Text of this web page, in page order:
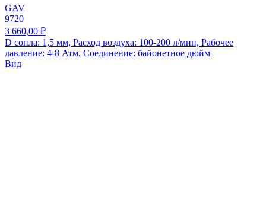
GAV
9720
3 660,00 ₽
D сопла: 1,5 мм, Расход воздуха: 100-200 л/мин, Рабочее
давление: 4-8 Атм, Соединение: байонетное дюйм
Вид